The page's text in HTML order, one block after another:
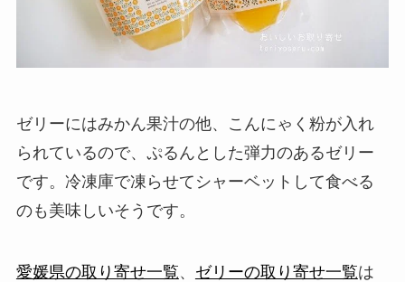
ゼリーにはみかん果汁の他、こんにゃく粉が入れ
られているので、ぷるんとした弾力のあるゼリー
です。冷凍庫で凍らせてシャーベットして食べる
のも美味しいそうです。
愛媛県の取り寄せ一覧、 ゼリーの取り寄せ一覧は